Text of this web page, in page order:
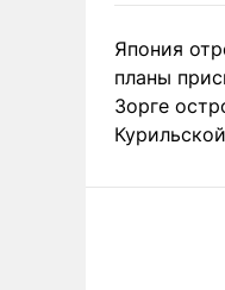
Япония
планы
Зорге